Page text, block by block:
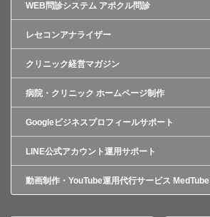
WEB問診システム アポクル問診
レセコンアナライザー
クリニック経営マガジン
病院・クリニック ホームページ制作
Googleビジネスプロフィールサポート
LINE公式アカウント運用サポート
動画制作・YouTube運用代行サービス MedTube